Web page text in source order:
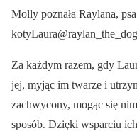
Molly poznała Raylana,
kotyLaura@raylan_the_dog
Za każdym razem, gdy
jej, myjąc im twarze i
zachwycony, mogąc się
sposób. Dzięki wsparciu